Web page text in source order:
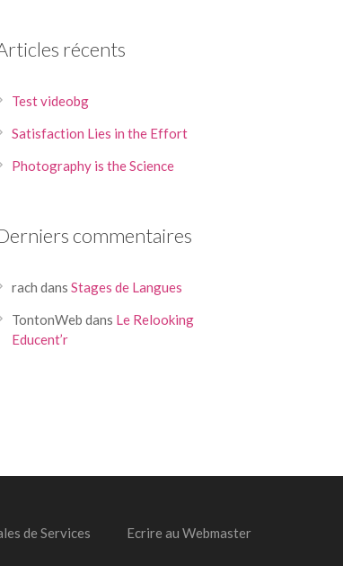
récents
Test videobg
Satisfaction Lies in the Effort
Photography is the Science
commentaires
rach dans Stages de Langues
TontonWeb dans Le Relooking
Educent’r
de Services Ecrire au Webmaster